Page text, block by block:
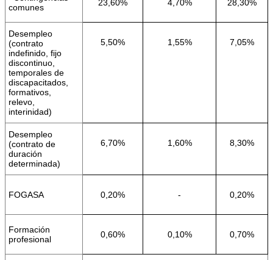
comunes
23,60% 4,70% 28,30%
Desempleo
(contrato
indefinido, fijo
discontinuo,
temporales de
discapacitados,
formativos,
relevo,
interinidad)
5,50% 1,55% 7,05%
Desempleo
(contrato de
duración
determinada)
6,70% 1,60% 8,30%
FOGASA 0,20% - 0,20%
Formación
profesional
0,60% 0,10% 0,70%